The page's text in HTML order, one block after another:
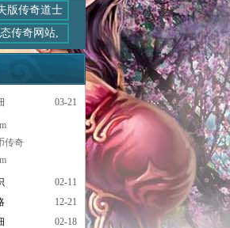
版传奇道士
传奇网站,
03-21
传奇
02-11
12-21
02-18